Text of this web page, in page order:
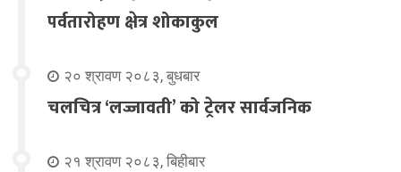
पर्वतारोहण क्षेत्र शोकाकुल
२० श्रावण २०८३, बुधबार
चलचित्र ‘लज्जावती’ को ट्रेलर सार्वजनिक
२१ श्रावण २०८३, बिहीबार